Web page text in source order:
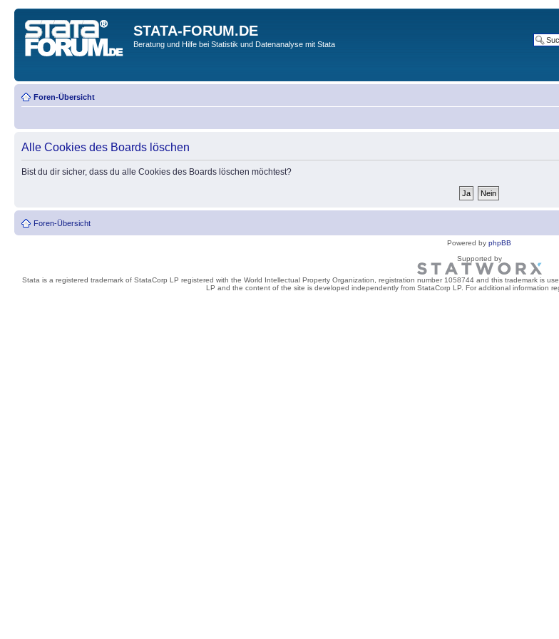
STATA-FORUM.DE
Beratung und Hilfe bei Statistik und Datenanalyse mit Stata
Foren-Übersicht
Alle Cookies des Boards löschen
Bist du dir sicher, dass du alle Cookies des Boards löschen möchtest?
Foren-Übersicht
Powered by phpBB
Supported by
Stata is a registered trademark of StataCorp LP registered with the World Intellectual Property Organization, registration number 1058744 and this trademark is
LP and the content of the site is developed independently from StataCorp LP. For additional information